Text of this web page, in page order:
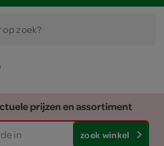
op zoek?
prijzen en assortiment
zoek winkel